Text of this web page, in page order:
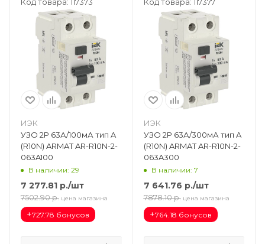
ИЭК
УЗО 2Р 63А/100мА тип A
(R10N) ARMAT AR-R10N-2-
063A100
В наличии: 29
7 277.81 р./шт
7502.90 р. цена магазина
+727.78 бонусов
ИЭК
УЗО 2Р 63А/300мА тип A
(R10N) ARMAT AR-R10N-2-
063A300
В наличии: 7
7 641.76 р./шт
7878.10 р. цена магазина
+764.18 бонусов